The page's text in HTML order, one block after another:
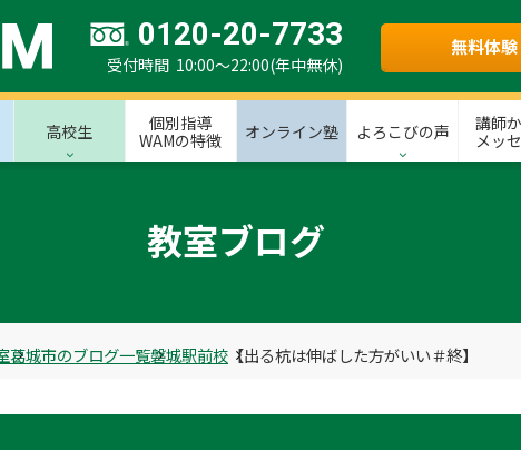
0120-20-7733
受付時間 10:00～22:00(年中無休)
無料体験
高校生
個別指導
WAMの特徴
オンライン塾 よろこびの声
講師
メッ
教室ブログ
葛城市のブログ一覧磐城駅前校 【出る杭は伸ばした方がいい＃終】